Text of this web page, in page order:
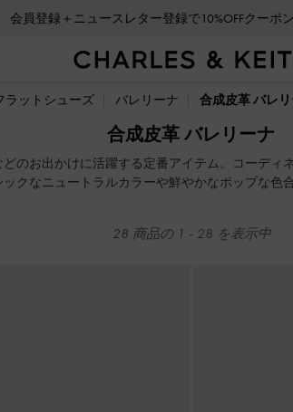
会員登録＋ニュースレター登録で10%OFFクーポ
会員登録＋ニュースレター登録で10%OFFクーポ
ラットシューズ バレリーナ 合成皮革 バレ
合成皮革 バレリーナ
のお出かけに活躍する定番アイテム。コーデ
クなニュートラルカラーや鮮やかなポップな
28 商品の 1 - 28 を表示中